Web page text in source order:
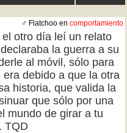
♂ Flatchoo en comportamiento
otro día leí un relato
la guerra a su
al móvil, sólo para
debido a que la otra
historia, que valida la
que sólo por una
mundo de girar a tu
TQD